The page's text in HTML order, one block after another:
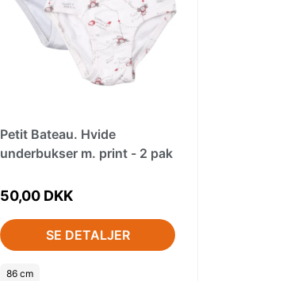
Petit Bateau. Hvide
underbukser m. print - 2 pak
50,00 DKK
SE DETALJER
86 cm